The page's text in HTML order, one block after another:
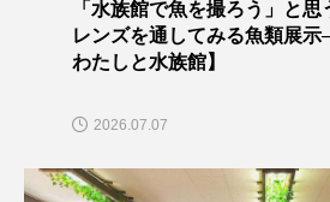
ワタカ ワニ
交雑 企画 伝承
「水族館で魚を撮ろう」と
レンズを通してみる魚類展示
わたしと水族館】
2026.07.07